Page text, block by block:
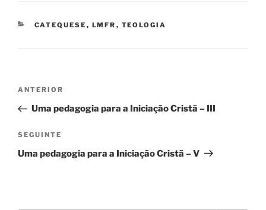
CATEGORIAS
CATEQUESE , LMFR , TEOLOGIA
Navegação
artigos
Conteúdo
anterior
ANTERIOR
Uma pedagogia para a Iniciação Cristã – III
Conteúdo
seguinte
SEGUINTE
Uma pedagogia para a Iniciação Cristã – V